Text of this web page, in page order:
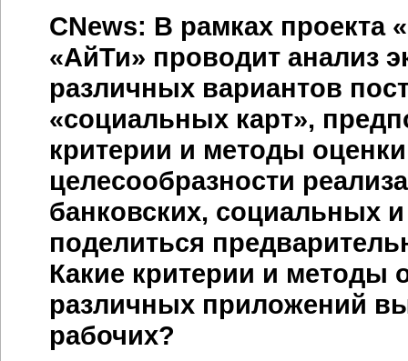
CNews: В рамках проекта
«АйТи» проводит анализ
различных вариантов
«социальных карт»,
критерии и методы
целесообразности
банковских, социальных
поделиться
Какие критерии и методы
различных приложений
рабочих?